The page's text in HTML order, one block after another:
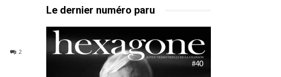
2
Le dernier numéro paru